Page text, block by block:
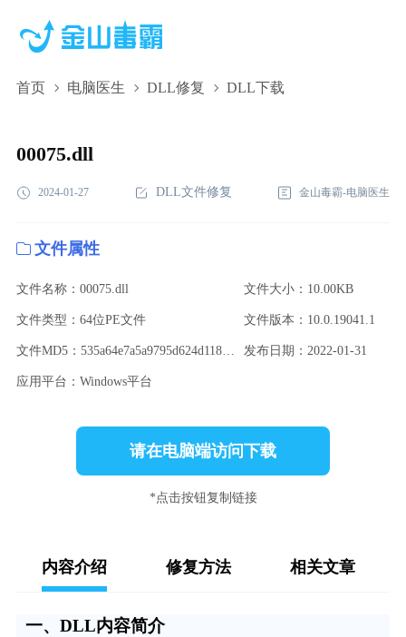
首页 电脑医生 DLL修复 DLL下载
00075.dll,00075.dll下载,00075.dll修复
00075.dll
2024-01-27 DLL文件修复 金山毒霸-电脑医生
文件属性
文件名称：00075.dll 文件大小：10.00KB
文件类型：64位PE文件 文件版本：10.0.19041.1
文件MD5：535a64e7a5a9795d624d1183ba635fcc 发布日期：2022-01-31
应用平台：Windows平台
请在电脑端访问下载
*点击按钮复制链接
内容介绍 修复方法 相关文章
一、DLL内容简介